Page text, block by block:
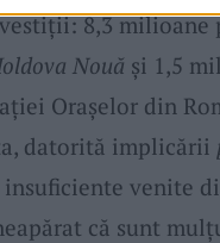
8,3
Nouă și 1,5
Orașelor din
datorită implicării
venite
că sunt